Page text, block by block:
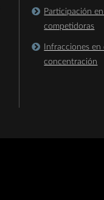
Participación
competidoras
Infracciones
concentración